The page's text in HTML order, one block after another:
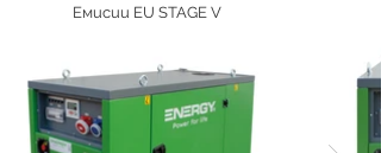
Емисии EU STAGE V